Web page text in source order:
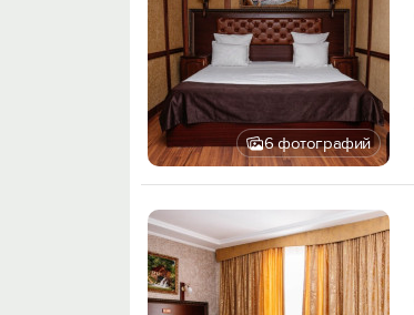
6 фотографий